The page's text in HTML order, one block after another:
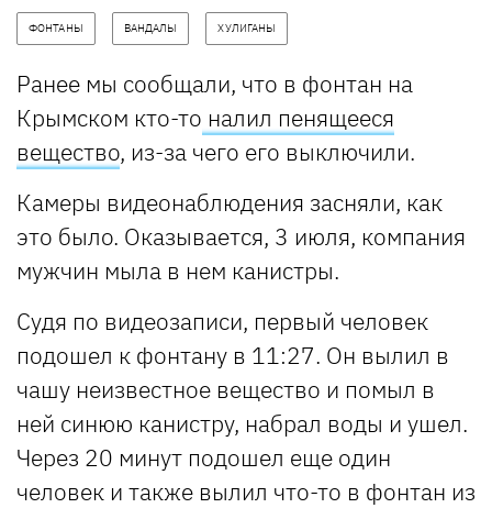
ФОНТАНЫ ВАНДАЛЫ ХУЛИГАНЫ
Ранее мы сообщали, что в фонтан на
Крымском кто-то налил пенящееся
вещество, из-за чего его выключили.
Камеры видеонаблюдения засняли, как
это было. Оказывается, 3 июля, компания
мужчин мыла в нем канистры.
Судя по видеозаписи, первый человек
подошел к фонтану в 11:27. Он вылил в
чашу неизвестное вещество и помыл в
ней синюю канистру, набрал воды и ушел.
Через 20 минут подошел еще один
человек и также вылил что-то в фонтан из